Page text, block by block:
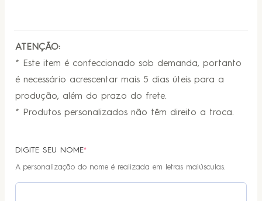
ATENÇÃO:
* Este item é confeccionado sob demanda, portanto
é necessário acrescentar mais 5 dias úteis para a
produção, além do prazo do frete.
* Produtos personalizados não têm direito a troca.
DIGITE SEU NOME*
A personalização do nome é realizada em letras maiúsculas.